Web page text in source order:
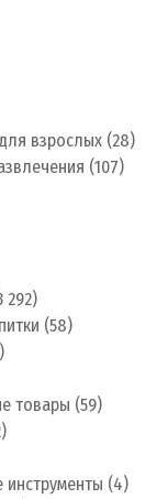
взрослых (28)
(107)
292)
(58)
товары (59)
инструменты (4)